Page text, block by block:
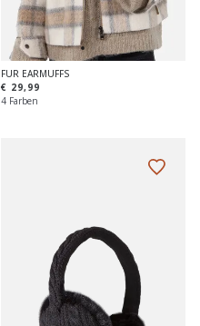
FUR EARMUFFS
€ 29,99
4 Farben